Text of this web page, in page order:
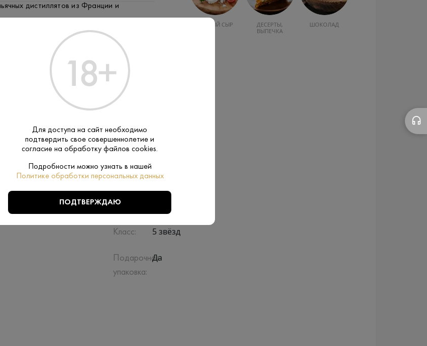
дистиллятов из Франции и
французских мастеров купажа,
МЯГКИЙ СЫР
ДЕСЕРТЫ,
ВЫПЕЧКА
ШОКОЛАД
Производитель:Stellar Group
Объем:
Класс: 5 звёзд
Подарочная
упаковка:
Да
Для доступа на сайт необходимо
подтвердить свое совершеннолетие и
согласие на обработку файлов cookies.
Подробности можно узнать в нашей
Политике обработки персональных данных
ПОДТВЕРЖДАЮ